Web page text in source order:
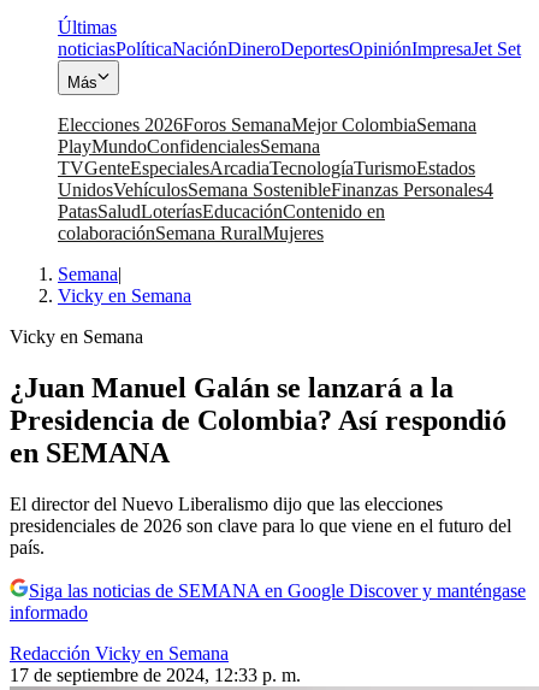
Últimas
noticiasPolíticaNaciónDineroDeportesOpiniónImpresaJet Set
Más
Elecciones 2026Foros SemanaMejor ColombiaSemana
PlayMundoConfidencialesSemana
TVGenteEspecialesArcadiaTecnologíaTurismoEstados
UnidosVehículosSemana SostenibleFinanzas Personales4
PatasSaludLoteríasEducaciónContenido en
colaboraciónSemana RuralMujeres
Semana|
Vicky en Semana
Vicky en Semana
¿Juan Manuel Galán se lanzará a la
Presidencia de Colombia? Así respondió
en SEMANA
El director del Nuevo Liberalismo dijo que las elecciones
presidenciales de 2026 son clave para lo que viene en el futuro del
país.
Siga las noticias de SEMANA en Google Discover y manténgase
informado
Redacción Vicky en Semana
17 de septiembre de 2024, 12:33 p. m.